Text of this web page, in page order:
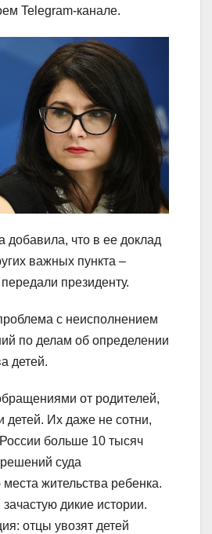
Telegram-канале.
добавила, что в ее доклад
важных пункта –
президенту.
с неисполнением
по делам об определении
детей.
от родителей,
детей. Их даже не сотни,
больше 10 тысяч
суда
жительства ребенка.
дикие истории.
отцы увозят детей